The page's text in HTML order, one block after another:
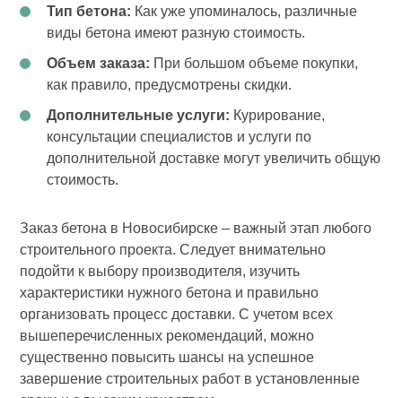
Тип бетона: Как уже упоминалось, различные
виды бетона имеют разную стоимость.
Объем заказа: При большом объеме покупки,
как правило, предусмотрены скидки.
Дополнительные услуги: Курирование,
консультации специалистов и услуги по
дополнительной доставке могут увеличить общую
стоимость.
Заказ бетона в Новосибирске – важный этап любого
строительного проекта. Следует внимательно
подойти к выбору производителя, изучить
характеристики нужного бетона и правильно
организовать процесс доставки. С учетом всех
вышеперечисленных рекомендаций, можно
существенно повысить шансы на успешное
завершение строительных работ в установленные